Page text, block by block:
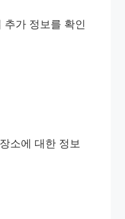
가 정보를 확인
소에 대한 정보